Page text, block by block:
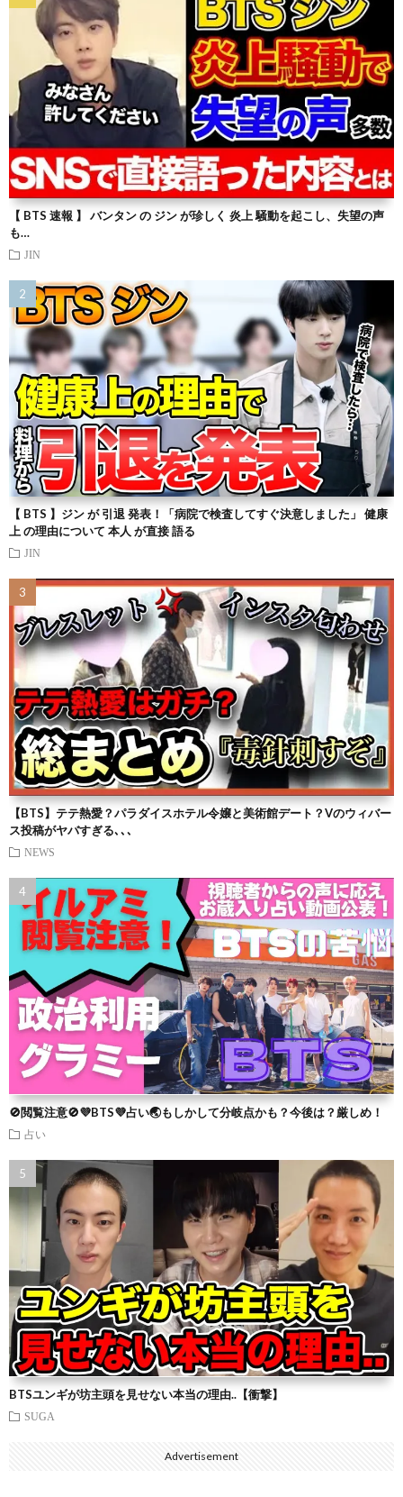
【 BTS 速報 】 バンタン の ジン が珍しく 炎上 騒動を起こし、失望の声
も…
JIN
【 BTS 】ジン が 引退 発表！「病院で検査してすぐ決意しました」 健康
上 の理由について 本人 が直接 語る
JIN
【BTS】テテ熱愛？パラダイスホテル令嬢と美術館デート？Vのウィバー
ス投稿がヤバすぎる､､､
NEWS
🚫閲覧注意🚫💜BTS💜占い🌏もしかして分岐点かも？今後は？厳しめ！
占い
BTSユンギが坊主頭を見せない本当の理由..【衝撃】
SUGA
Advertisement